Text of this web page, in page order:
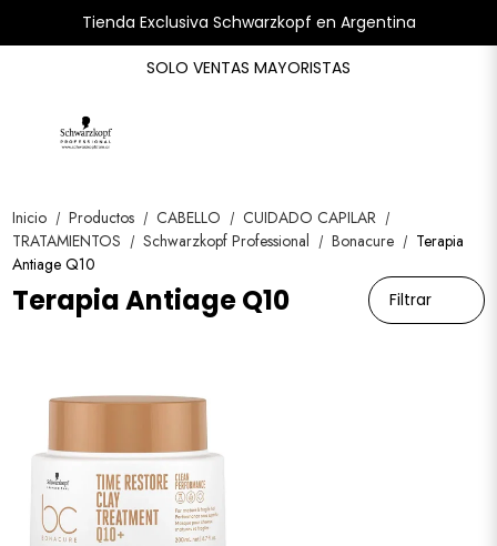
Tienda Exclusiva Schwarzkopf en Argentina
SOLO VENTAS MAYORISTAS
Inicio / Productos / CABELLO / CUIDADO CAPILAR /
TRATAMIENTOS / Schwarzkopf Professional / Bonacure / Terapia
Antiage Q10
Terapia Antiage Q10 Filtrar